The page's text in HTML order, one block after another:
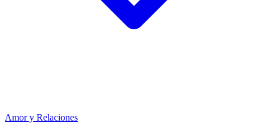
Amor y Relaciones